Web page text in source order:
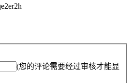
(您的评论需要经过审核才能显